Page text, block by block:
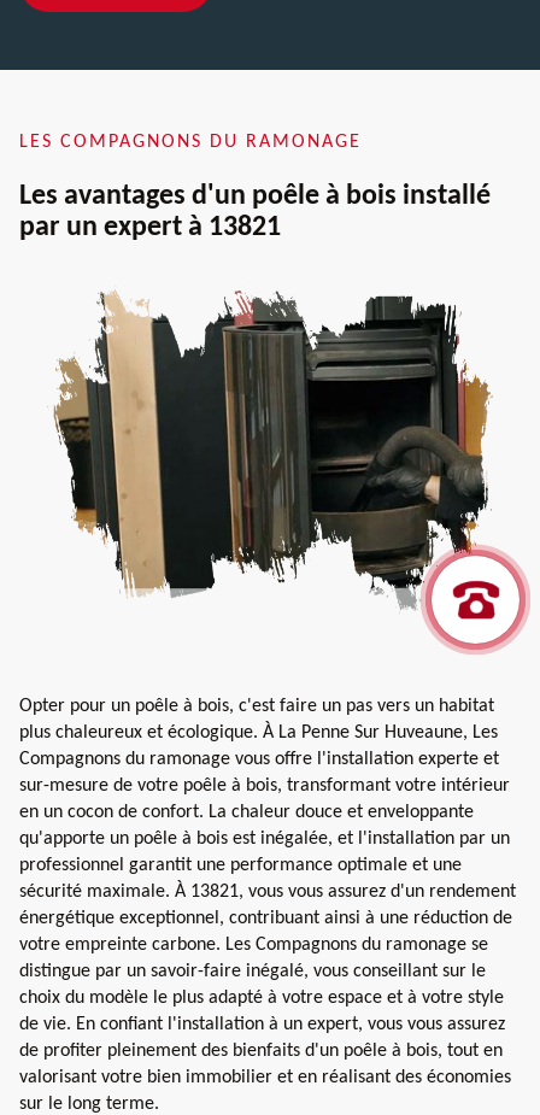
LES COMPAGNONS DU RAMONAGE
Les avantages d'un poêle à bois installé
par un expert à 13821
Opter pour un poêle à bois, c'est faire un pas vers un habitat
plus chaleureux et écologique. À La Penne Sur Huveaune, Les
Compagnons du ramonage vous offre l'installation experte et
sur-mesure de votre poêle à bois, transformant votre intérieur
en un cocon de confort. La chaleur douce et enveloppante
qu'apporte un poêle à bois est inégalée, et l'installation par un
professionnel garantit une performance optimale et une
sécurité maximale. À 13821, vous vous assurez d'un rendement
énergétique exceptionnel, contribuant ainsi à une réduction de
votre empreinte carbone. Les Compagnons du ramonage se
distingue par un savoir-faire inégalé, vous conseillant sur le
choix du modèle le plus adapté à votre espace et à votre style
de vie. En confiant l'installation à un expert, vous vous assurez
de profiter pleinement des bienfaits d'un poêle à bois, tout en
valorisant votre bien immobilier et en réalisant des économies
sur le long terme.